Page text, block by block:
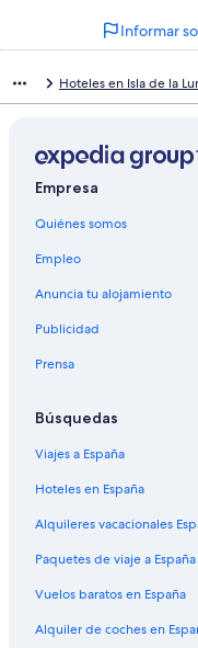
Informar
Hoteles en Isla de la
Empresa
Quiénes somos
Empleo
Anuncia tu alojamiento
Publicidad
Prensa
Búsquedas
Viajes a España
Hoteles en España
Alquileres vacacionales
Paquetes de viaje a España
Vuelos baratos en España
Alquiler de coches en